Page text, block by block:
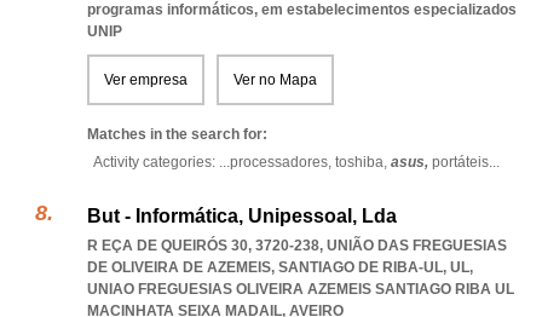
programas informáticos, em estabelecimentos especializados
UNIP
Ver empresa Ver no Mapa
Matches in the search for:
Activity categories: ...processadores, toshiba, asus, portáteis...
But - Informática, Unipessoal, Lda
R EÇA DE QUEIRÓS 30, 3720-238, UNIÃO DAS FREGUESIAS
DE OLIVEIRA DE AZEMEIS, SANTIAGO DE RIBA-UL, UL,
UNIAO FREGUESIAS OLIVEIRA AZEMEIS SANTIAGO RIBA UL
MACINHATA SEIXA MADAIL, AVEIRO